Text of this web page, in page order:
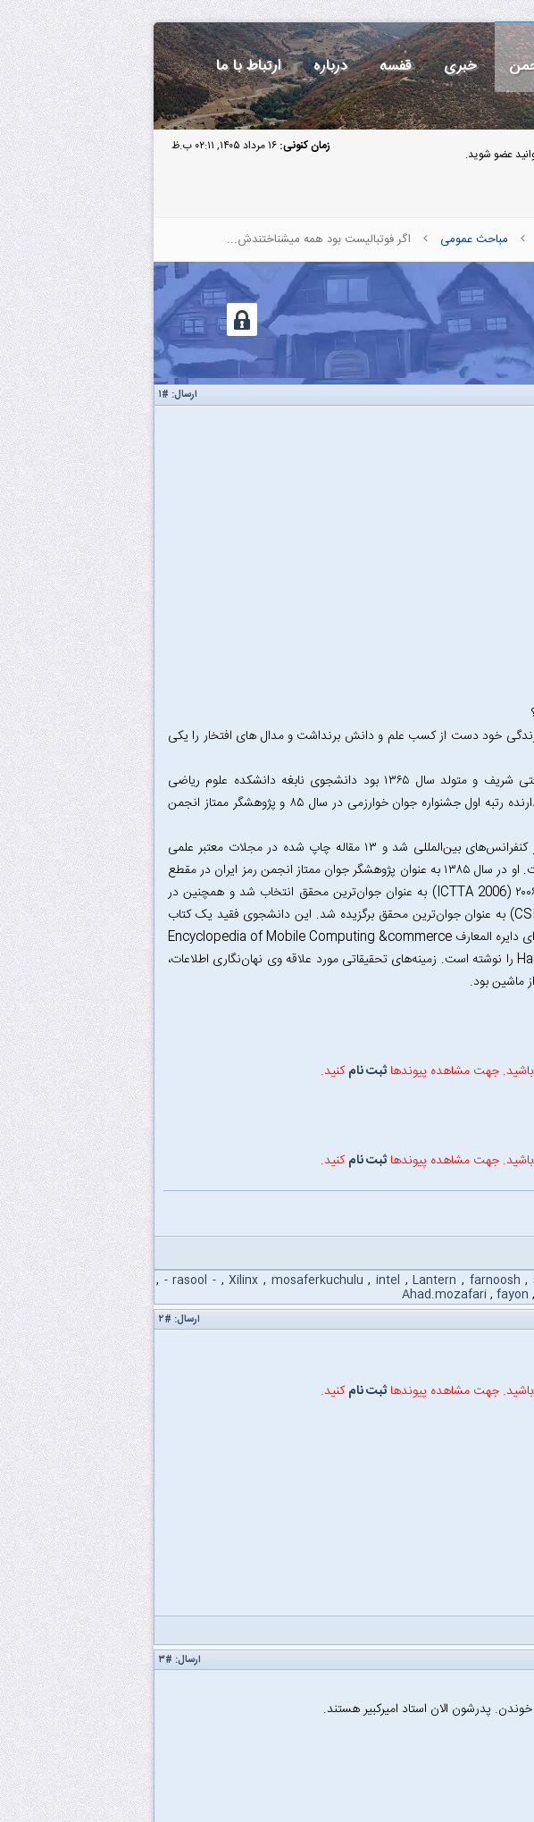
خبری قفسه درباره ارتباط با ما
زمان کنونی: ۱۶ مرداد ۱۴۰۵, ۰۲:۱۱ ب.ظ
عضو شوید.
مباحث عمومی اگر فوتبالیست بود همه میشناختندش...
ارسال: #۱
خود دست از کسب علم و دانش برنداشت و مدال های افتخار را یکی
محمد شیرعلی شهررضا که از دانشجویان ممتاز دانشگاه صنعتی شریف و متولد سال ۱۳۶۵ بود دانشجوی نابغه دانشکده علوم ریاضی
دانشگاه صنعتی شریف که دانشجوی نمونه کشوری سال ۸۶، دارنده رتبه اول جشنواره جوان خوارزمی در سال ۸۵ و پژوهشگر ممتاز انجمن
در طول دوره کارشناسی خود موفق به ارایه ۸۰ مقاله علمی در کنفرانس‌های بین‌المللی شد و ۱۳ مقاله چاپ شده در مجلات معتبر علمی
پژوهشی داشت و یک اختراع ثبت شده نیز از خود به جا گذاشت. او در سال ۱۳۸۵ به عنوان پژوهشگر جوان ممتاز انجمن رمز ایران در مقطع
کارشناسی برگزیده شد و در دومین کنفرانس بین‌المللی ایکتا ۲۰۰۶ (ICTTA 2006) به عنوان جوان‌ترین محقق انتخاب شد و همچنین در
یازهمین کنفرانس بین‌المللی انجمن کامپیوتر ایران (CSICC2006) به عنوان جوان‌ترین محقق برگزیده شد. این دانشجوی فقید یک کتاب
به عنوان «آموزش الگوریتم‌ها» تألیف کرد و همچنین ۲ بخش برای دایره المعارف Encyclopedia of Mobile Computing &commerce
و کتاب Handbook of on secure Multimedia Distribution را نوشته است. زمینه‌های تحقیقاتی مورد علاقه وی نهان‌نگاری اطلاعات،
ماشین بود.
جهت مشاهده پیوندها ثبت نامکنید.
جهت مشاهده پیوندها ثبت نامکنید.
,
farnoosh
,
Lantern
,
intel
,
mosaferkuchulu
,
Xilinx
,
- rasool -
,
,
fayon
,
Ahad.mozafari
ارسال: #۲
جهت مشاهده پیوندها ثبت نامکنید.
ارسال: #۳
پدرشون الان استاد امیرکبیر هستند.